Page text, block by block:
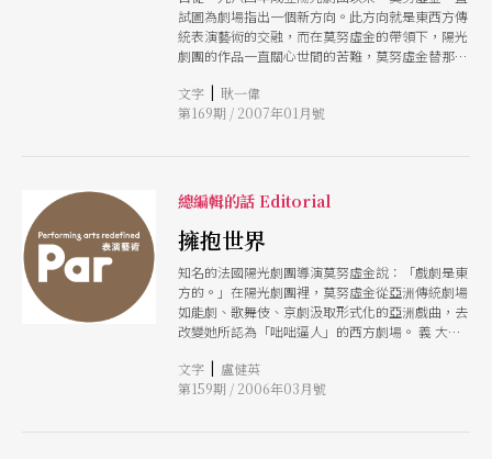
試圖為劇場指出一個新方向。此方向就是東西方傳
統表演藝術的交融，而在莫努虛金的帶領下，陽光
劇團的作品一直關心世間的苦難，莫努虛金替那些
陋籠罩，快帶美來戰勝它。我已被仇恨統治，請用
愛的力量來釋放我。」
文字 | 耿一偉
第169期 / 2007年01月號
總編輯的話 Editorial
擁抱世界
知名的法國陽光劇團導演莫努虛金說：「戲劇是東
方的。」在陽光劇團裡，莫努虛金從亞洲傳統劇場
如能劇、歌舞伎、京劇汲取形式化的亞洲戲曲，去
改變她所認為「咄咄逼人」的西方劇場。 義 大利
數，十八歲從軍校畢業離家之後，三十歲之前以異
鄉人的身分在歐陸各國、及印度旅行、學習。在波
文字 | 盧健英
第159期 / 2006年03月號